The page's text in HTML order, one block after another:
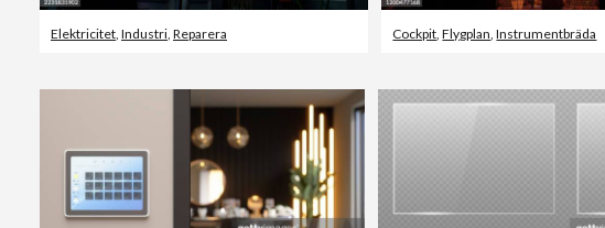
Elektricitet, Industri, Reparera Cockpit,Flygplan,Instrumentbräda